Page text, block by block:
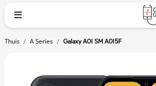
Thuis / A Series / Galaxy A01 SM A015F